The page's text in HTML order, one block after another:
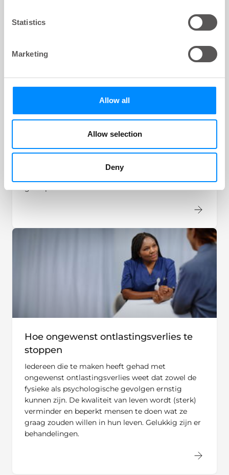
Statistics
Marketing
Allow all
Allow selection
Deny
transanale irrigatie (TAI) genoemd, is een optie
wanneer andere behandelingen zoals medicijnen,
geholpen.
Hoe ongewenst ontlastingsverlies te
stoppen
Iedereen die te maken heeft gehad met
ongewenst ontlastingsverlies weet dat zowel de
fysieke als psychologische gevolgen ernstig
kunnen zijn. De kwaliteit van leven wordt (sterk)
verminder en beperkt mensen te doen wat ze
graag zouden willen in hun leven. Gelukkig zijn er
behandelingen.